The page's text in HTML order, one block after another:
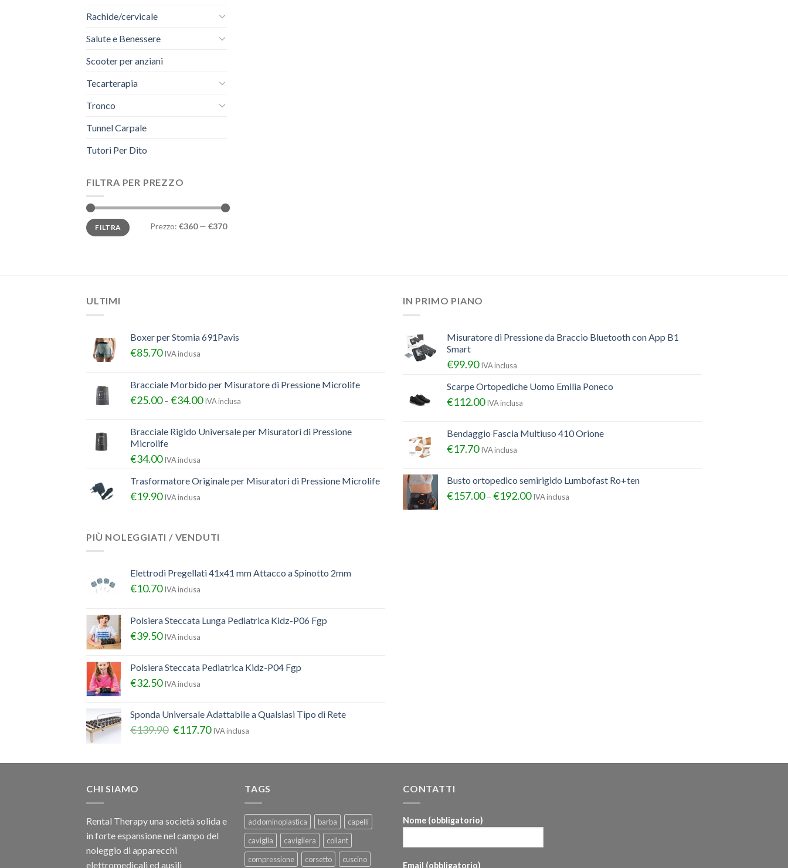
Rachide/cervicale
Salute e Benessere
Scooter per anziani
Tecarterapia
Tronco
Tunnel Carpale
Tutori Per Dito
FILTRA PER PREZZO
Prezzo
Min
Prezzo
MaxFILTRA Prezzo: €360— €370
ULTIMI
Boxer per Stomia 691Pavis
€85.70 IVA inclusa
Bracciale Morbido per Misuratore di Pressione Microlife
€25.00– €34.00 IVA inclusa
Bracciale Rigido Universale per Misuratori di Pressione
Microlife
€34.00 IVA inclusa
Trasformatore Originale per Misuratori di Pressione Microlife
€19.90 IVA inclusa
IN PRIMO PIANO
Misuratore di Pressione da Braccio Bluetooth con App B1
Smart
€99.90 IVA inclusa
Scarpe Ortopediche Uomo Emilia Poneco
€112.00 IVA inclusa
Bendaggio Fascia Multiuso 410 Orione
€17.70 IVA inclusa
Busto ortopedico semirigido Lumbofast Ro+ten
€157.00– €192.00 IVA inclusa
PIÙ NOLEGGIATI / VENDUTI
Elettrodi Pregellati 41x41 mm Attacco a Spinotto 2mm
€10.70 IVA inclusa
Polsiera Steccata Lunga Pediatrica Kidz-P06 Fgp
€39.50 IVA inclusa
Polsiera Steccata Pediatrica Kidz-P04 Fgp
€32.50 IVA inclusa
Sponda Universale Adattabile a Qualsiasi Tipo di Rete
€139.90 €117.70 IVA inclusa
CHI SIAMO
Rental Therapy una società solida e
in forte espansione nel campo del
noleggio di apparecchi
elettromedicali ed ausili
TAGS
addominoplastica barba
capelli
caviglia
cavigliera
collant
compressione
corsetto cuscino
CONTATTI
Nome (obbligatorio)
Email (obbligatorio)